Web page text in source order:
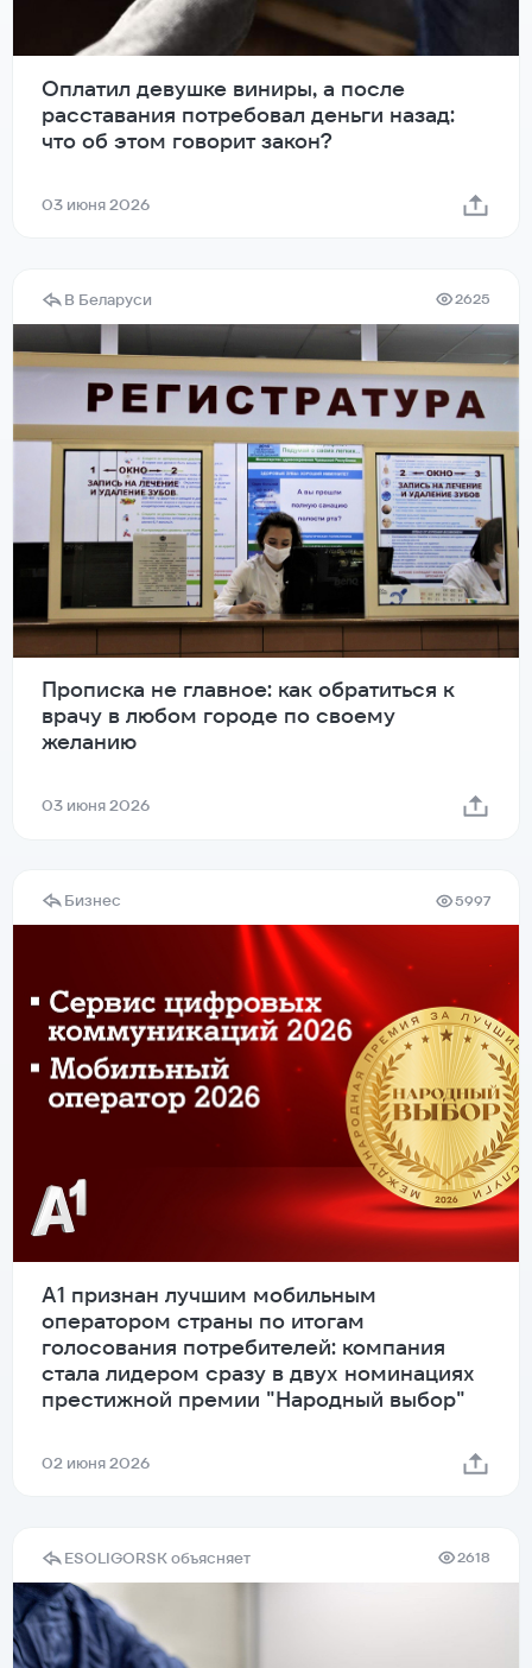
Оплатил девушке виниры, а после
расставания потребовал деньги назад:
что об этом говорит закон?
03 июня 2026
В Беларуси 2625
Прописка не главное: как обратиться к
врачу в любом городе по своему
желанию
03 июня 2026
Бизнес 5997
А1 признан лучшим мобильным
оператором страны по итогам
голосования потребителей: компания
стала лидером сразу в двух номинациях
престижной премии "Народный выбор"
02 июня 2026
ESOLIGORSK объясняет 2618